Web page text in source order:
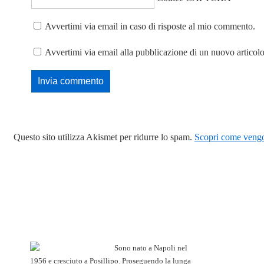
Avvertimi via email in caso di risposte al mio commento.
Avvertimi via email alla pubblicazione di un nuovo
Questo sito utilizza Akismet per ridurre lo spam. Scopri come
Sono nato a Napoli nel
1956 e cresciuto a Posillipo. Proseguendo la lunga